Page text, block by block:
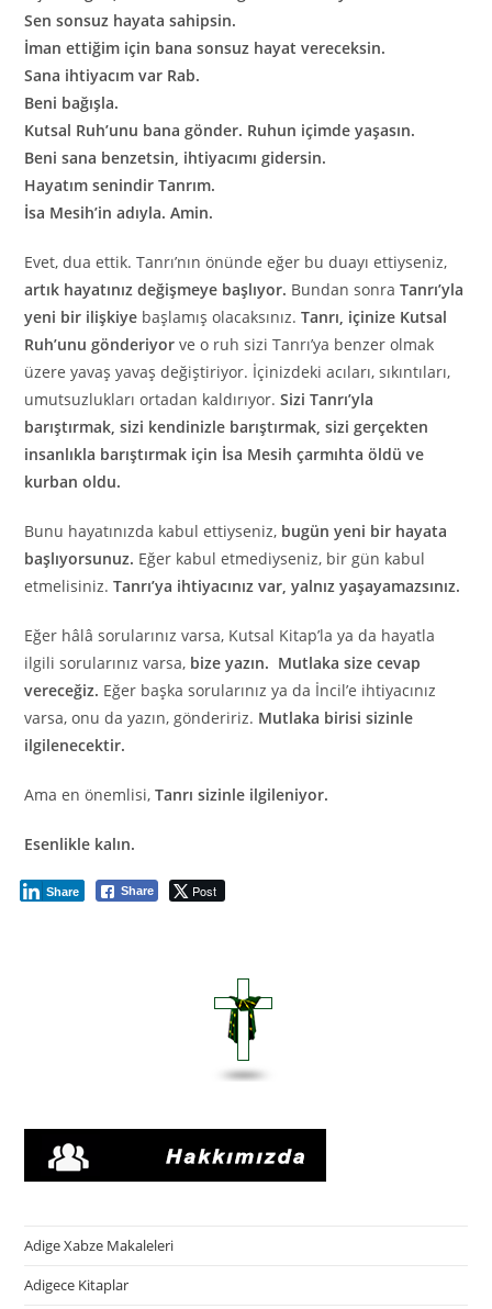
Sen sonsuz hayata sahipsin.
İman ettiğim için bana sonsuz hayat vereceksin.
Sana ihtiyacım var Rab.
Beni bağışla.
Kutsal Ruh’unu bana gönder. Ruhun içimde yaşasın.
Beni sana benzetsin, ihtiyacımı gidersin.
Hayatım senindir Tanrım.
İsa Mesih’in adıyla. Amin.
Evet, dua ettik. Tanrı’nın önünde eğer bu duayı ettiyseniz,
artık hayatınız değişmeye başlıyor. Bundan sonraTanrı’yla
yeni bir ilişkiye başlamış olacaksınız.Tanrı, içinize Kutsal
Ruh’unu gönderiyor ve o ruh sizi Tanrı’ya benzer olmak
üzere yavaş yavaş değiştiriyor. İçinizdeki acıları, sıkıntıları,
umutsuzlukları ortadan kaldırıyor.Sizi Tanrı’yla
barıştırmak, sizi kendinizle barıştırmak, sizi gerçekten
insanlıkla barıştırmak için İsa Mesih çarmıhta öldü ve
kurban oldu.
Bunu hayatınızda kabul ettiyseniz, bugün yeni bir hayata
başlıyorsunuz. Eğer kabul etmediyseniz, bir gün kabul
etmelisiniz.Tanrı’ya ihtiyacınız var, yalnız yaşayamazsınız.
Eğer hâlâ sorularınız varsa, Kutsal Kitap’la ya da hayatla
ilgili sorularınız varsa, bize yazın. Mutlaka size cevap
vereceğiz. Eğer başka sorularınız ya da İncil’e ihtiyacınız
varsa, onu da yazın, göndeririz. Mutlaka birisi sizinle
ilgilenecektir.
Ama en önemlisi,Tanrı sizinle ilgileniyor.
Esenlikle kalın.
Share Post
Share
Adige Xabze Makaleleri
Adigece Kitaplar